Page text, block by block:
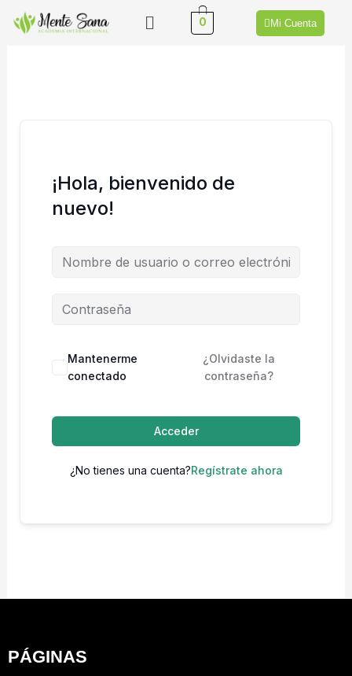
Menú 0 Mi Cuenta
¡Hola, bienvenido de
nuevo!
Mantenerme
conectado
¿Olvidaste la
contraseña?
Acceder
¿No tienes una cuenta?Regístrate ahora
PÁGINAS